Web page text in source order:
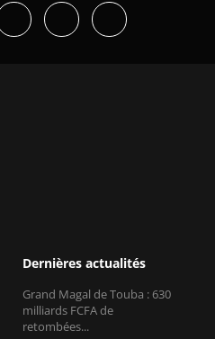
Dernières actualités
Grand Magal de Touba : 630
milliards FCFA de
retombées...